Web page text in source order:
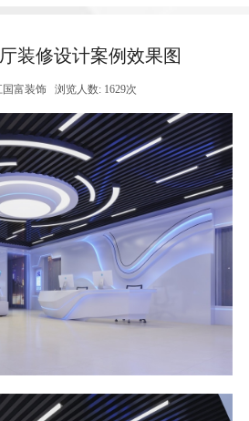
装修设计案例效果图
国富装饰 浏览人数: 1629次